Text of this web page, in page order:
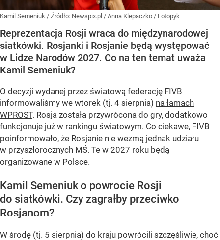
Kamil Semeniuk / Źródło: Newspix.pl / Anna Klepaczko / Fotopyk
Reprezentacja Rosji wraca do międzynarodowej
siatkówki. Rosjanki i Rosjanie będą występować
w Lidze Narodów 2027. Co na ten temat uważa
Kamil Semeniuk?
O decyzji wydanej przez światową federację FIVB
informowaliśmy we wtorek (tj. 4 sierpnia) na łamach
WPROST. Rosja została przywrócona do gry, dodatkowo
funkcjonuje już w rankingu światowym. Co ciekawe, FIVB
poinformowało, że Rosjanie nie wezmą jednak udziału
w przyszłorocznych MŚ. Te w 2027 roku będą
organizowane w Polsce.
Kamil Semeniuk o powrocie Rosji
do siatkówki. Czy zagrałby przeciwko
Rosjanom?
W środę (tj. 5 sierpnia) do kraju powrócili szczęśliwie, choć